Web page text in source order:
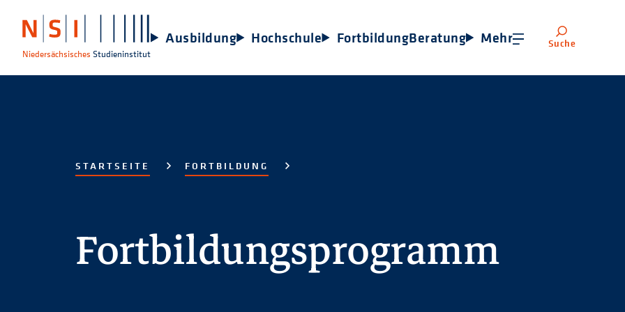
Niedersächsisches Studieninstitut
Ausbildung Hochschule FortbildungBeratung Mehr Suche
STARTSEITE FORTBILDUNG
Fortbildungsprogramm